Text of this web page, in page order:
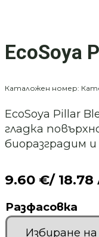
EcoSoya
Каталожен номер:
EcoSoya Pillar
гладка
биоразградим
9.60 €/ 18.78
Price
range:
9.60 €
Разфасовка